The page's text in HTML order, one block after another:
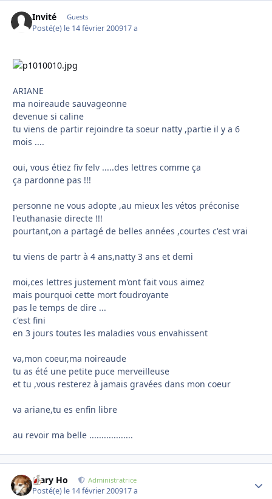
Invité Guests
Posté(e) le 14 février 200917 a
ARIANE
ma noireaude sauvageonne
devenue si caline
tu viens de partir rejoindre ta soeur natty ,partie il y a 6
mois ....
oui, vous étiez fiv felv .....des lettres comme ça
ça pardonne pas !!!
personne ne vous adopte ,au mieux les vétos préconise
l'euthanasie directe !!!
pourtant,on a partagé de belles années ,courtes c'est vrai
tu viens de partr à 4 ans,natty 3 ans et demi
moi,ces lettres justement m'ont fait vous aimez
mais pourquoi cette mort foudroyante
pas le temps de dire ...
c'est fini
en 3 jours toutes les maladies vous envahissent
va,mon coeur,ma noireaude
tu as été une petite puce merveilleuse
et tu ,vous resterez à jamais gravées dans mon coeur
va ariane,tu es enfin libre
au revoir ma belle ..................
Mary Ho Administratrice
Posté(e) le 14 février 200917 a